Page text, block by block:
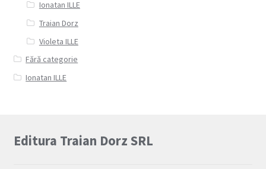
Ionatan ILLE
Traian Dorz
Violeta ILLE
Fără categorie
Ionatan ILLE
Editura Traian Dorz SRL